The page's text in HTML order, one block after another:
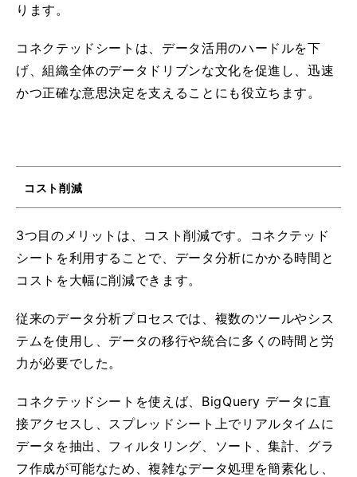
ります。
コネクテッドシートは、データ活用のハードルを下
げ、組織全体のデータドリブンな文化を促進し、迅速
かつ正確な意思決定を支えることにも役立ちます。
コスト削減
3つ目のメリットは、コスト削減です。コネクテッド
シートを利用することで、データ分析にかかる時間と
コストを大幅に削減できます。
従来のデータ分析プロセスでは、複数のツールやシス
テムを使用し、データの移行や統合に多くの時間と労
力が必要でした。
コネクテッドシートを使えば、BigQuery データに直
接アクセスし、スプレッドシート上でリアルタイムに
データを抽出、フィルタリング、ソート、集計、グラ
フ作成が可能なため、複雑なデータ処理を簡素化し、